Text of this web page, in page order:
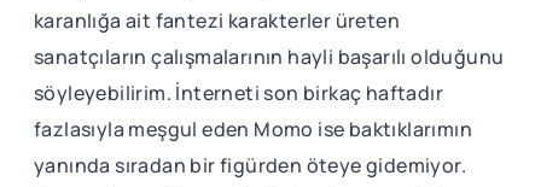
karanlığa ait fantezi karakterler üreten
sanatçıların çalışmalarının hayli başarılı olduğunu
söyleyebilirim. İnterneti son birkaç haftadır
fazlasıyla meşgul eden Momo ise baktıklarımın
yanında sıradan bir figürden öteye gidemiyor.